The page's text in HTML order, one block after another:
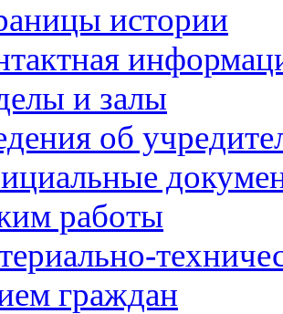
истории
и залы
об
работы
граждан